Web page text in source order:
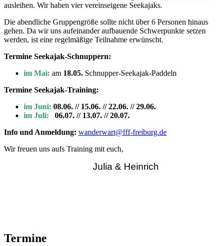
ausleihen. Wir haben vier vereinseigene Seekajaks.
Die abendliche Gruppengröße sollte nicht über 6 Personen hinaus
gehen. Da wir uns aufeinander aufbauende Schwerpunkte setzen
werden, ist eine regelmäßige Teilnahme erwünscht.
Termine Seekajak-Schnuppern:
im Mai: am 18.05. Schnupper-Seekajak-Paddeln
Termine Seekajak-Training:
im Juni: 08.06. // 15.06. // 22.06. // 29.06.
im Juli: 06.07. // 13.07. // 20.07.
Info und Anmeldung: wanderwart@fff-freiburg.de
Wir freuen uns aufs Training mit euch,
Julia & Heinrich
Termine